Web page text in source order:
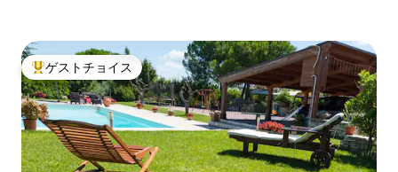
大好評のゲストチョイスです。
ゲストチョイス